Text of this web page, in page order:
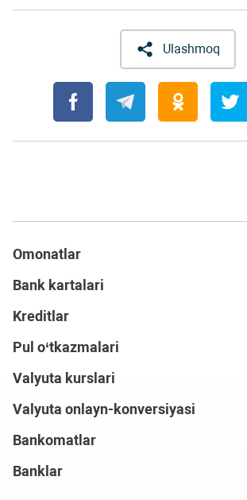
Ulashmoq
Omonatlar
Bank kartalari
Kreditlar
Pul o‘tkazmalari
Valyuta kurslari
Valyuta onlayn-konversiyasi
Bankomatlar
Banklar